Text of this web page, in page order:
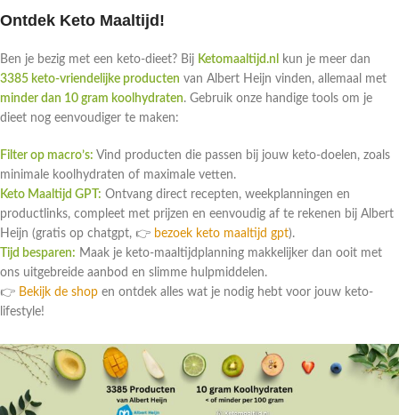
Ontdek Keto Maaltijd!
Ben je bezig met een keto-dieet? Bij Ketomaaltijd.nl
kun je meer dan
3385 keto-vriendelijke producten van Albert Heijn vinden, allemaal met
minder dan 10 gram koolhydraten. Gebruik onze handige tools om je
dieet nog eenvoudiger te maken:
Filter op macro’s: Vind producten die passen bij jouw keto-doelen, zoals
minimale koolhydraten of maximale vetten.
Keto Maaltijd GPT: Ontvang direct recepten, weekplanningen en
productlinks, compleet met prijzen en eenvoudig af te rekenen bij Albert
Heijn (gratis op chatgpt, 👉 bezoek keto maaltijd gpt).
Tijd besparen: Maak je keto-maaltijdplanning makkelijker dan ooit met
ons uitgebreide aanbod en slimme hulpmiddelen.
👉 Bekijk de shop en ontdek alles wat je nodig hebt voor jouw keto-
lifestyle!